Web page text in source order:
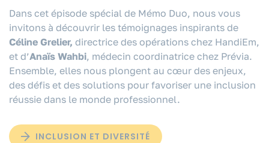
Dans cet épisode spécial de Mémo Duo, nous vous
invitons à découvrir les témoignages inspirants de
Céline Grelier, directrice des opérations chez HandiEm,
et d’Anaïs Wahbi, médecin coordinatrice chez Prévia.
Ensemble, elles nous plongent au cœur des enjeux,
des défis et des solutions pour favoriser une inclusion
réussie dans le monde professionnel.
INCLUSION ET DIVERSITÉ